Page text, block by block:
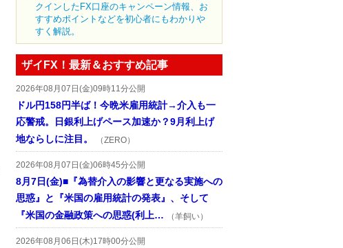
クインしたFX口座のキャンペーン情報、お
すすめポイントなどを初心者にもわかりや
すく解説。
ザイFX！最新＆おすすめ記事
2026年08月07日(金)09時11分公開
ドル円158円半ば！今晩米雇用統計→介入も一
応警戒。日銀利上げペース加速か？9月利上げ
地ならしに注目。
（ZERO）
2026年08月07日(金)06時45分公開
8月7日(金)■『為替介入の影響と更なる実施への
思惑』と『米国の雇用統計の発表』、そして
『米国の金融政策への思惑(利上…
（羊飼い）
2026年08月06日(木)17時00分公開